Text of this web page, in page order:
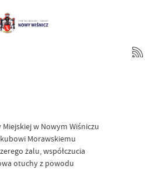
Miejskiej w Nowym Wiśniczu
Morawskiemu
żalu, współczucia
otuchy z powodu